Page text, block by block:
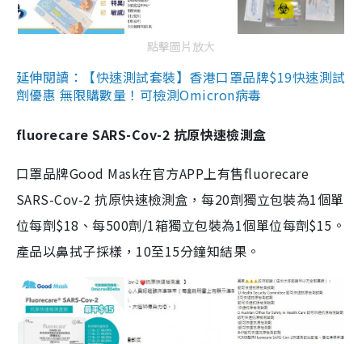
點擊圖片放大
延伸閱讀：【快速測試套裝】香港口罩品牌$19快速測試
劑優惠 無限購數量！可檢測Omicron病毒
fluorecare SARS-Cov-2 抗原快速檢測盒
口罩品牌Good Mask在官方APP上有售fluorecare
SARS-Cov-2 抗原快速檢測盒，每20劑獨立包裝為1個單
位每劑$18、每500劑/1箱獨立包裝為1個單位每劑$15。
產品以鼻拭子採樣，10至15分鐘知結果。